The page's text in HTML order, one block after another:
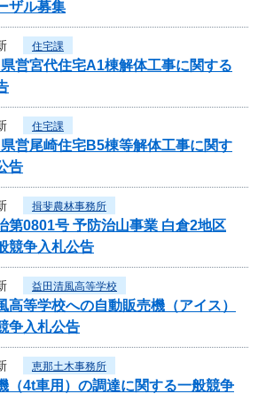
ザル募集
住宅課
県営宮代住宅A1棟解体工事に関する
住宅課
県営尾崎住宅B5棟等解体工事に関す
告
揖斐農林事務所
第0801号 予防治山事業 白倉2地区
競争入札公告
益田清風高等学校
高等学校への自動販売機（アイス）
争入札公告
恵那土木事務所
（4t車用）の調達に関する一般競争